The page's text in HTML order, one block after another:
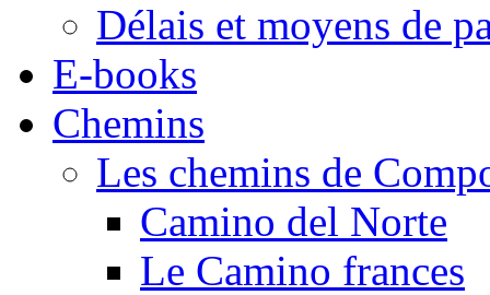
Délais et moyens de
E-books
Chemins
Les chemins de
Camino del Norte
Le Camino frances